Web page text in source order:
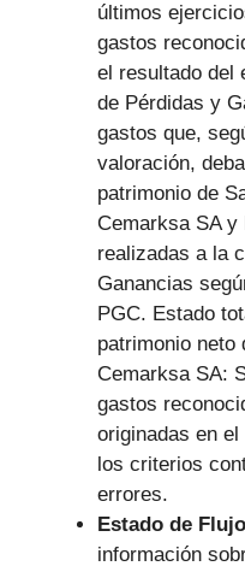
últimos
gastos
el resultado del
de Pérdidas y
gastos que,
valoración,
patrimonio de
Cemarksa SA
realizadas a la
Ganancias
PGC. Estado
patrimonio neto
Cemarksa SA:
gastos
originadas en
los criterios
errores.
Estado de
información